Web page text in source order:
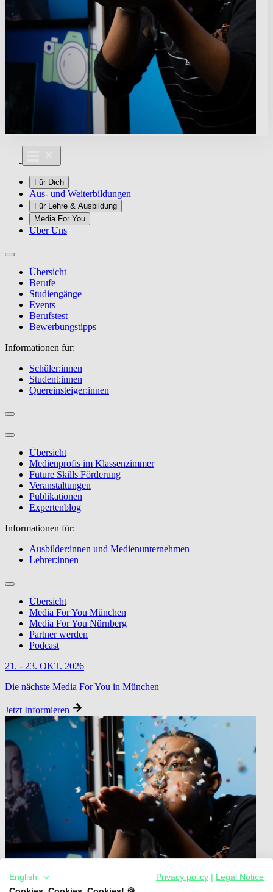
Für Dich
Aus- und Weiterbildungen
Für Lehre & Ausbildung
Media For You
Über Uns
Übersicht
Berufe
Studiengänge
Events
Berufstest
Bewerbungstipps
Informationen für:
Schüler:innen
Student:innen
Quereinsteiger:innen
Übersicht
Medienprofis im Klassenzimmer
Future Skills Förderung
Veranstaltungen
Publikationen
Expertenblog
Informationen für:
Ausbilder:innen und Medienunternehmen
Lehrer:innen
Übersicht
Media For You München
Media For You Nürnberg
Partner werden
Podcast
21. - 23. OKT. 2026
Die nächste Media For You in München
Jetzt Informieren
English Privacy policy
Legal Notice